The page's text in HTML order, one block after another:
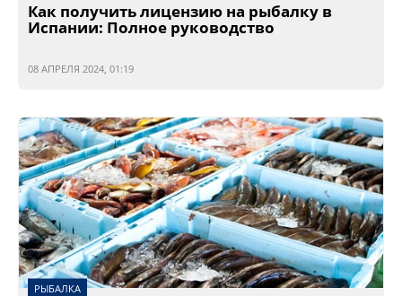
Как получить лицензию на рыбалку в
Испании: Полное руководство
08 АПРЕЛЯ 2024, 01:19
РЫБАЛКА